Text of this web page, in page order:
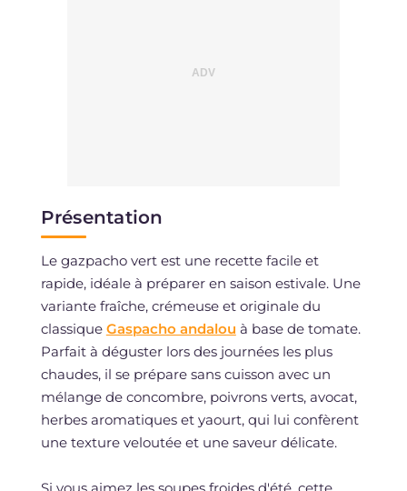
Présentation
Le gazpacho vert est une recette facile et
rapide, idéale à préparer en saison estivale. Une
variante fraîche, crémeuse et originale du
classique Gaspacho andalou à base de tomate.
Parfait à déguster lors des journées les plus
chaudes, il se prépare sans cuisson avec un
mélange de concombre, poivrons verts, avocat,
herbes aromatiques et yaourt, qui lui confèrent
une texture veloutée et une saveur délicate.
Si vous aimez les soupes froides d'été, cette